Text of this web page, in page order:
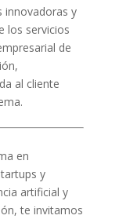
innovadoras y
los servicios
de
al cliente
en
y
artificial y
te invitamos